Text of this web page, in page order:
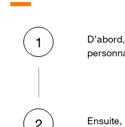
1